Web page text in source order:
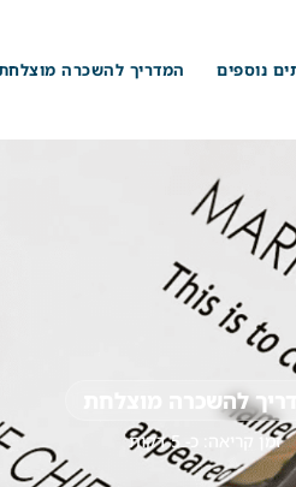
נוספים המדריך להשכרה
להשכרה מוצלחת
זמן קריאה: כ- 5 דקות